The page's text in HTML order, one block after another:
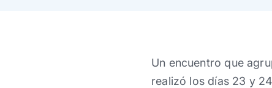
Un encuentro que
realizó los días 23 y